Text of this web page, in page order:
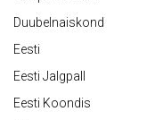
Duubelnaiskond
Eesti
Eesti Jalgpall
Eesti Koondis